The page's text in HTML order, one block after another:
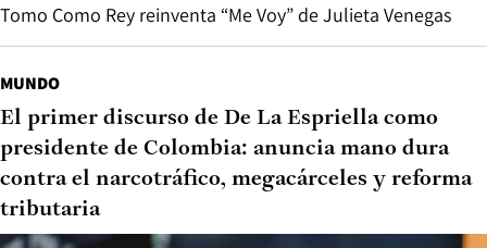
Tomo Como Rey reinventa “Me Voy” de Julieta Venegas
MUNDO
El primer discurso de De La Espriella como
presidente de Colombia: anuncia mano dura
contra el narcotráfico, megacárceles y reforma
tributaria